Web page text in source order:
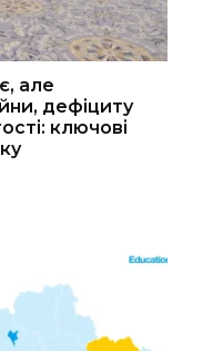
але
дефіциту
ключові